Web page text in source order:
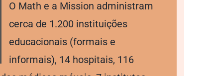
O Math e a Mission administram
cerca de 1.200 instituições
educacionais (formais e
informais), 14 hospitais, 116